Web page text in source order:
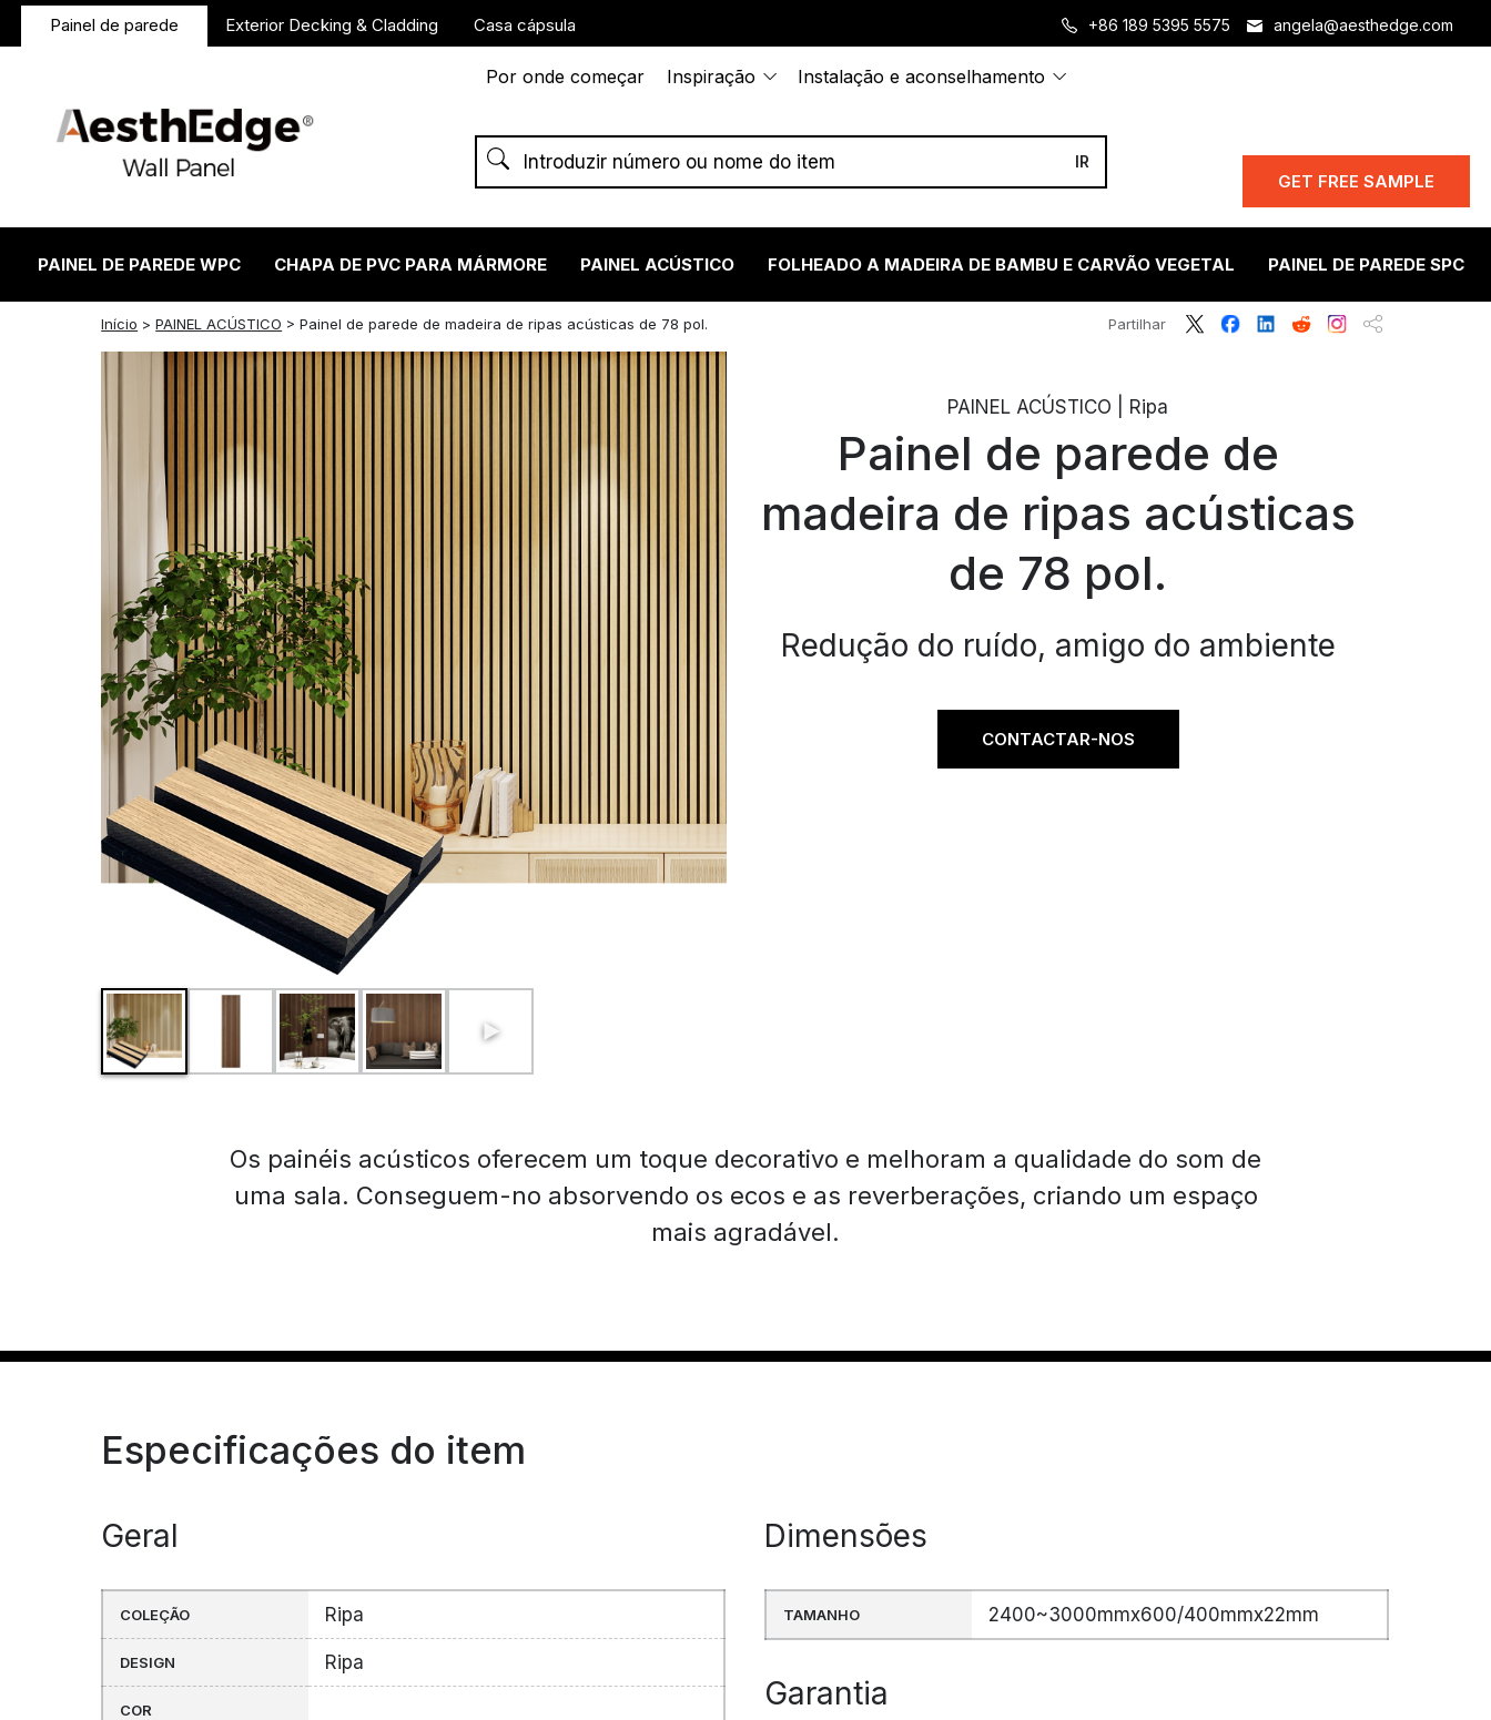
Painel de parede Exterior Decking & Cladding Casa cápsula +86 189 5395 5575 angela@aesthedge.com
Por onde começar Inspiração Instalação e aconselhamento
GET FREE SAMPLE
PAINEL DE PAREDE WPC CHAPA DE PVC PARA MÁRMORE PAINEL ACÚSTICO FOLHEADO A MADEIRA DE BAMBU E CARVÃO VEGETAL PAINEL DE PAREDE SPC
Início >PAINEL ACÚSTICO >Painel de parede de madeira de ripas acústicas de 78 pol. Partilhar
twitterfacebook
linkedinredditinstagram
PAINEL ACÚSTICO | Ripa
Painel de parede de
madeira de ripas acústicas
de 78 pol.
Redução do ruído, amigo do ambiente
CONTACTAR-NOS
Os painéis acústicos oferecem um toque decorativo e melhoram a qualidade do som de
uma sala. Conseguem-no absorvendo os ecos e as reverberações, criando um espaço
mais agradável.
Especificações do item
Geral
COLEÇÃO Ripa
DESIGN Ripa
COR
Dimensões
TAMANHO 2400~3000mmx600/400mmx22mm
Garantia